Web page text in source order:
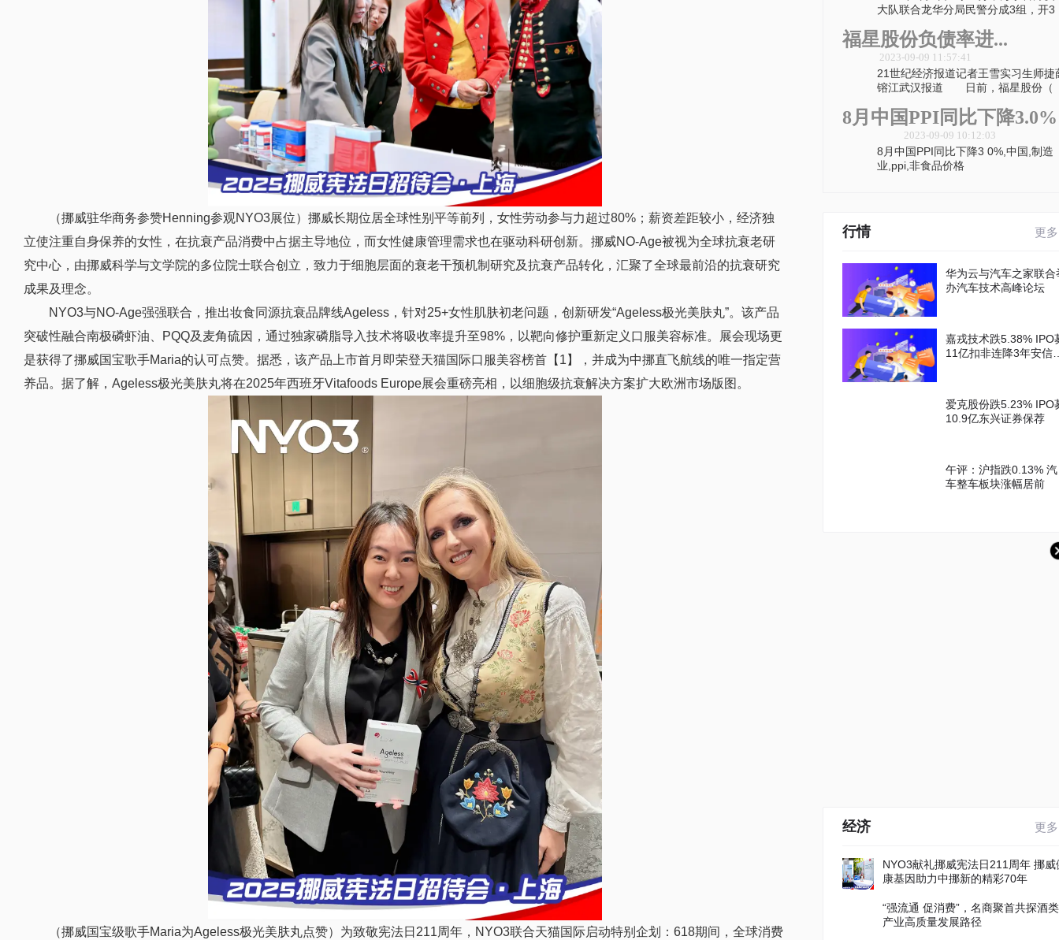
（挪威驻华商务参赞Henning参观NYO3展位）挪威长期位居全球性别 平等前列，女性劳动参与力超过80%；薪资差距较小，经济独
立使注重自身保养的女性，在抗衰产品消费中占据主导地位，而女性健康管理需求也在驱动科研创新。挪威NO-Age被视为全球抗衰老研
究中心，由挪威科学与文学院的多位院士联合创立，致力于细胞层面的衰老干预机制研究及抗衰产品转化，汇聚了全球最前沿的抗衰研究
成果及理念。
NYO3与NO-Age强强联合，推出妆食同源抗衰品牌线Ageless，针对25+女性肌肤初老问题，创新研发“Ageless极光美肤丸”。该产品
突破性融合南极磷虾油、PQQ及麦角硫因，通过独家磷脂导入技术将吸收率提升至98%，以靶向修护重新定义口服美容标准。展会现场更
是获得了挪威国宝歌手Maria的认可点赞。据悉，该产品上市首月即荣登天猫国际口服美容榜首【1】，并成为中挪直飞航线的唯一指定营
养品。据了解，Ageless极光美肤丸将在2025年西班牙Vitafoods Europe展会重磅亮相，以细胞级抗衰解决方案扩大欧洲市场版图。
（挪威国宝级歌手Maria为Ageless极光美肤丸点赞）为致敬宪法日211周年，NYO3联合天猫国际启动特别企划：618期间，全球消费
大队联合龙华分局民警分成3组，开3
福星股份负债率进...
2023-09-09 11:57:41
21世纪经济报道记者王雪实习生师捷
镕江武汉报道 日前，福星股份（
8月中国PPI同比下降3.0%
2023-09-09 10:12:03
8月中国PPI同比下降3 0%,中国,制造
业,ppi,非食品价格
行情 更多
华为云与汽车之家联合
办汽车技术高峰论坛
嘉戎技术跌5.38% IPO
11亿扣非连降3年安信
爱克股份跌5.23% IPO
10.9亿东兴证券保荐
午评：沪指跌0.13% 汽
车整车板块涨幅居前
经济 更多
NYO3献礼挪威宪法日211周年 挪威
康基因助力中挪新的精彩70年
“强流通 促消费”，名商聚首共探酒类
产业高质量发展路径